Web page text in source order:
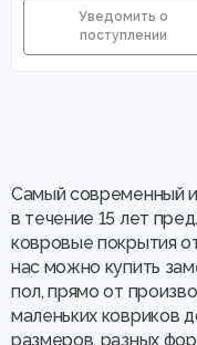
Самый современный
в течение 15 лет
ковровые покрытия
нас можно купить
пол, прямо от
маленьких ковриков
размеров, разных